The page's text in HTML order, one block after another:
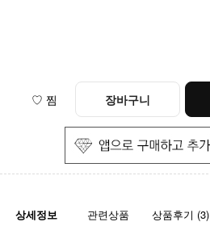
♡ 찜 장바구니
상세정보 관련상품 상품후기 (3)